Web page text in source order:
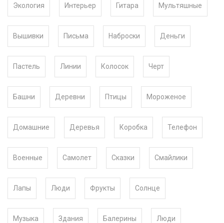
Экология Интерьер Гитара Мультяшные
Вышивки Письма Наброски Деньги
Пастель Линии Колосок Черт
Башни Деревни Птицы Мороженое
Домашние Деревья Коробка Телефон
Военные Самолет Сказки Смайлики
Лапы Люди Фрукты Солнце
Музыка Здания Балерины Люди